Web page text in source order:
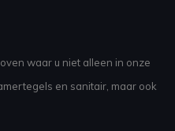
waar u niet alleen in onze
en sanitair, maar ook